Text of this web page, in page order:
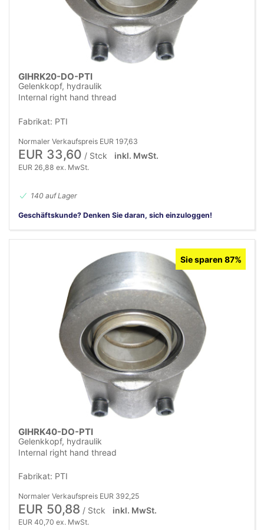
GIHRK20-DO-PTI
Gelenkkopf, hydraulik
Internal right hand thread
Fabrikat: PTI
Normaler Verkaufspreis EUR 197,63
EUR 33,60 / Stck inkl. MwSt.
EUR 26,88 ex. MwSt.
140 auf Lager
Geschäftskunde? Denken Sie daran, sich einzuloggen!
Sie sparen 87%
GIHRK40-DO-PTI
Gelenkkopf, hydraulik
Internal right hand thread
Fabrikat: PTI
Normaler Verkaufspreis EUR 392,25
EUR 50,88 / Stck inkl. MwSt.
EUR 40,70 ex. MwSt.